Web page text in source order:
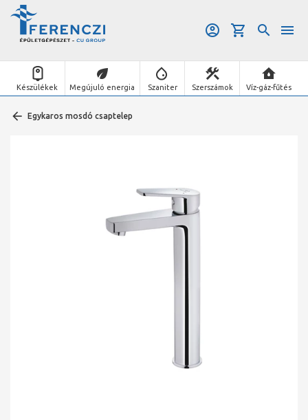
Készülékek Megújuló energia Szaniter Szerszámok Víz-gáz-fűtés
Egykaros mosdó csaptelep